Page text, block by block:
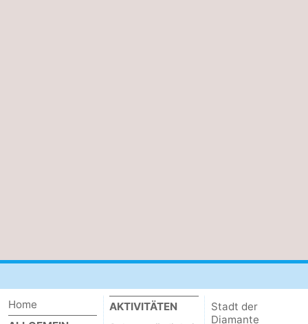
Home
AKTIVITÄTEN
Stadt der
Diamante